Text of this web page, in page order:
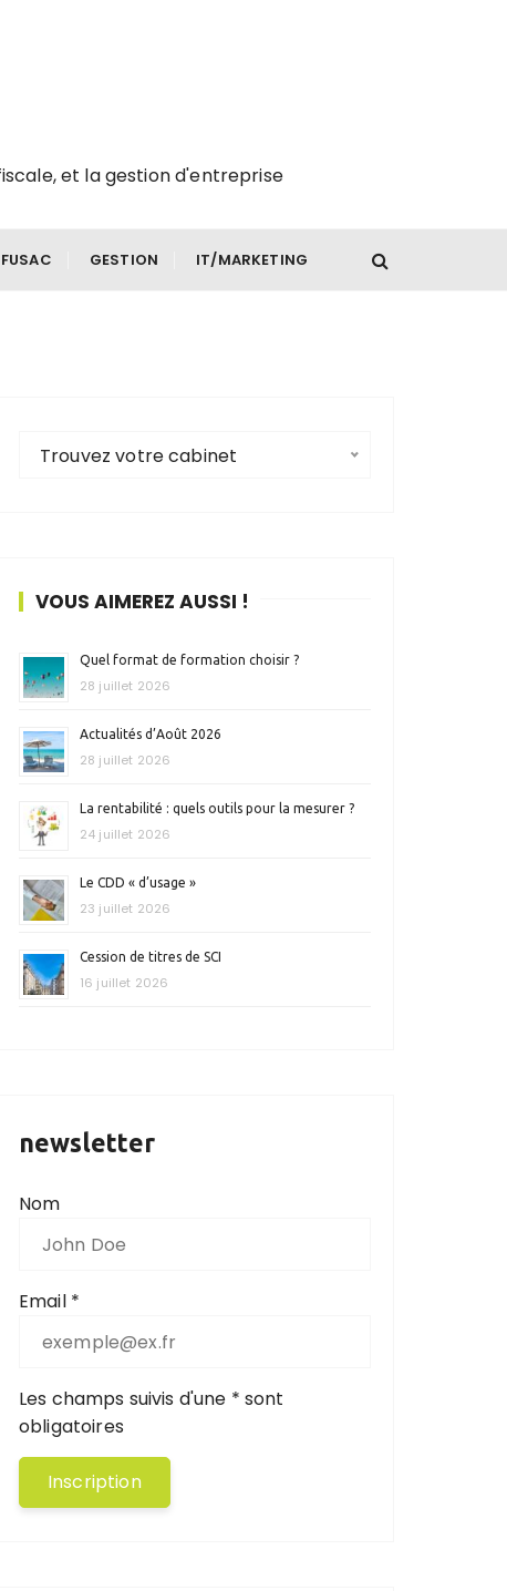
et la gestion d'entreprise
FUSAC GESTION IT/MARKETING
Trouvez votre cabinet
VOUS AIMEREZ AUSSI !
Quel format de formation choisir ?
28 juillet 2026
Actualités d’Août 2026
28 juillet 2026
La rentabilité : quels outils pour la mesurer ?
24 juillet 2026
Le CDD « d’usage »
23 juillet 2026
Cession de titres de SCI
16 juillet 2026
newsletter
Nom
Email *
Les champs suivis d'une * sont
obligatoires